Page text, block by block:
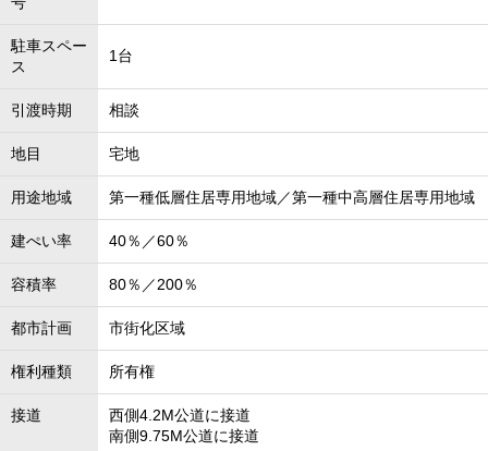
駐車スペー
ス
1台
引渡時期 相談
地目 宅地
用途地域 第一種低層住居専用地域／第一種中高層住居専用地域
建ぺい率 40％／60％
容積率 80％／200％
都市計画 市街化区域
権利種類 所有権
接道
西側4.2M公道に接道
南側9.75M公道に接道